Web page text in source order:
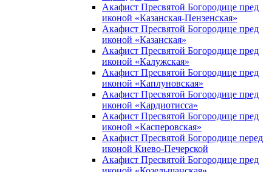
Акафист Пресвятой Богородице пред
иконой «Казанская-Пензенская»
Акафист Пресвятой Богородице пред
иконой «Казанская»
Акафист Пресвятой Богородице пред
иконой «Калужская»
Акафист Пресвятой Богородице пред
иконой «Каплуновская»
Акафист Пресвятой Богородице пред
иконой «Кардиотисса»
Акафист Пресвятой Богородице пред
иконой «Касперовская»
Акафист Пресвятой Богородице перед
иконой Киево-Печерской
Акафист Пресвятой Богородице пред